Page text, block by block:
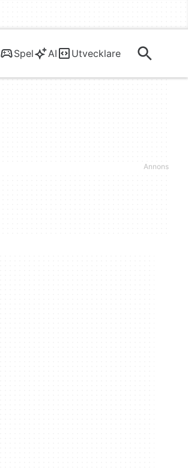
Spel AI Utvecklare